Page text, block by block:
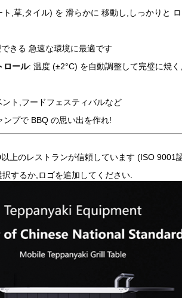
,草,タイル) を 滑らかに 移動し,しっかりと
きる 急速な環境に最適です
ロール: 温度 (±2°C) を自動調整して完璧に焼
ト,フードフェスティバルなど
ンプで BBQ の思い出を作れ!
上のレストランが信頼しています (ISO 9001
するか,ロゴを追加してください.